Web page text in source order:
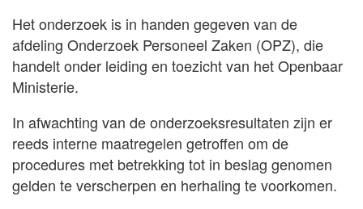
Het onderzoek is in handen gegeven van de
afdeling Onderzoek Personeel Zaken (OPZ), die
handelt onder leiding en toezicht van het Openbaar
Ministerie.
In afwachting van de onderzoeksresultaten zijn er
reeds interne maatregelen getroffen om de
procedures met betrekking tot in beslag genomen
gelden te verscherpen en herhaling te voorkomen.